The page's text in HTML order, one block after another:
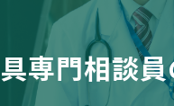
専門相談